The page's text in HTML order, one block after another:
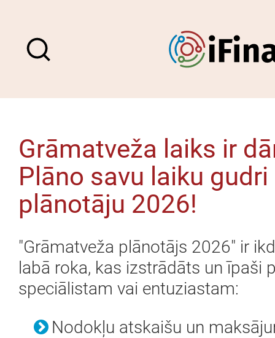
Grāmatveža laiks ir
Plāno savu laiku
plānotāju 2026!
"Grāmatveža plānotājs 2026" ir
labā roka, kas izstrādāts un īpaši
speciālistam vai entuziastam:
Nodokļu atskaišu un